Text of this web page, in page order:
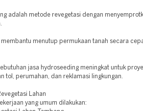
adalah metode revegetasi dengan
membantu menutup permukaan tanah secara
jasa hydroseeding meningkat untuk
tol, perumahan, dan reklamasi lingkungan.
Lahan
yang umum dilakukan: